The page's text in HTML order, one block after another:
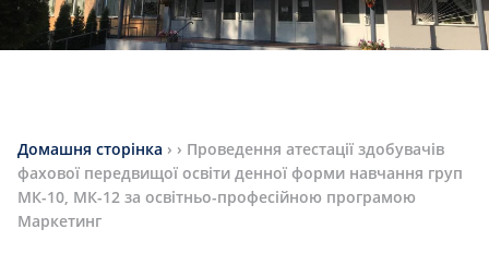
Домашня сторінка › › Проведення атестації здобувачів
фахової передвищої освіти денної форми навчання груп
МК-10, МК-12 за освітньо-професійною програмою
Маркетинг